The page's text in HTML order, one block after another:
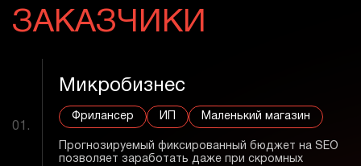
ЗАКАЗЧИКИ
01.
Микробизнес
Фрилансер ИП Маленький магазин
Прогнозируемый фиксированный бюджет на SEO
позволяет заработать даже при скромных